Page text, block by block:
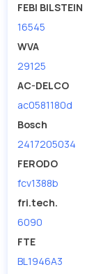
FEBI BILSTEIN
16545
WVA
29125
AC-DELCO
ac0581180d
Bosch
2417205034
FERODO
fcv1388b
fri.tech.
6090
FTE
BL1946A3